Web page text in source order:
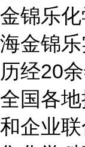
金锦乐
海金锦乐
历经20
全国各
和企业